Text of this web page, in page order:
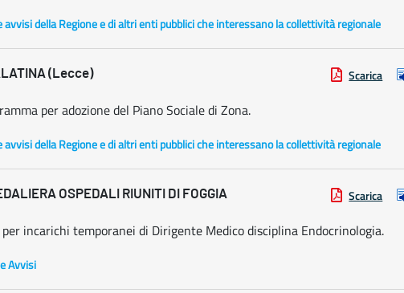
della Regione e di altri enti pubblici che interessano la collettività regionale
(Lecce) Scarica
per adozione del Piano Sociale di Zona.
della Regione e di altri enti pubblici che interessano la collettività regionale
OSPEDALI RIUNITI DI FOGGIA Scarica
incarichi temporanei di Dirigente Medico disciplina Endocrinologia.
Avvisi